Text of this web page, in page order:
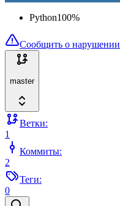
Python100%
Сообщить о нарушении
master
Ветки:
1
Коммиты:
2
Теги:
0